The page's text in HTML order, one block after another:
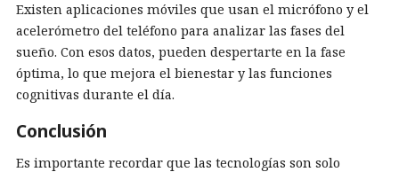
Existen aplicaciones móviles que usan el micrófono y el
acelerómetro del teléfono para analizar las fases del
sueño. Con esos datos, pueden despertarte en la fase
óptima, lo que mejora el bienestar y las funciones
cognitivas durante el día.
Conclusión
Es importante recordar que las tecnologías son solo